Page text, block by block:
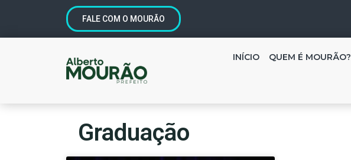
FALE COM O MOURÃO
INÍCIO QUEM É MOURÃO?
Graduação